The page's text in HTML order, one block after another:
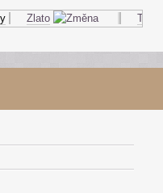
Zlato